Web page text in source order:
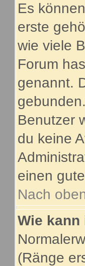
Es
erste
wie viele
Forum
genannt.
Benutzer
du keine
einen
Nach
Wie kann
(Ränge